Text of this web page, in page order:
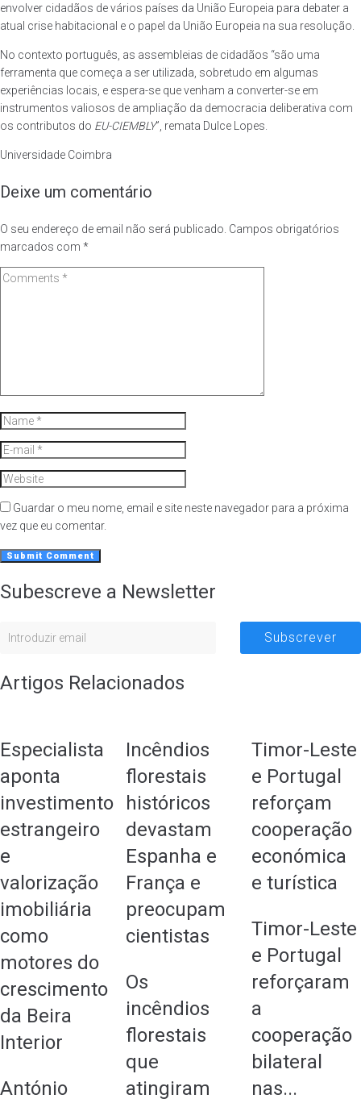
envolver cidadãos de vários países da União Europeia para debater a
atual crise habitacional e o papel da União Europeia na sua resolução.
No contexto português, as assembleias de cidadãos “são uma
ferramenta que começa a ser utilizada, sobretudo em algumas
experiências locais, e espera-se que venham a converter-se em
instrumentos valiosos de ampliação da democracia deliberativa com
os contributos do EU-CIEMBLY”, remata Dulce Lopes.
Universidade Coimbra
Deixe um comentário
O seu endereço de email não será publicado. Campos obrigatórios
marcados com *
Guardar o meu nome, email e site neste navegador para a próxima
vez que eu comentar.
Subescreve a Newsletter
Subscrever
Artigos Relacionados
Especialista
aponta
investimento
estrangeiro
e
valorização
imobiliária
como
motores do
crescimento
da Beira
Interior
António
Incêndios
florestais
históricos
devastam
Espanha e
França e
preocupam
cientistas
Os
incêndios
florestais
que
atingiram
Timor-Leste
e Portugal
reforçam
cooperação
económica
e turística
Timor-Leste
e Portugal
reforçaram
a
cooperação
bilateral
nas...